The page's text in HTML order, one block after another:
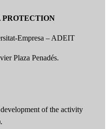
PROTECTION
Empresa – ADEIT
Plaza Penadés.
of the activity